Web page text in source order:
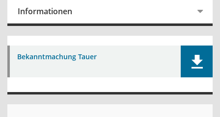
Informationen
Bekanntmachung Tauer